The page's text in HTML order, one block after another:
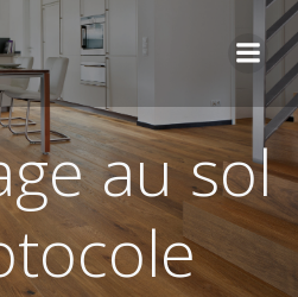
Aller
au
contenu
au sol